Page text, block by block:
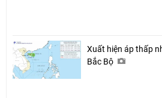
Xuất hiện áp thấp
Bắc Bộ